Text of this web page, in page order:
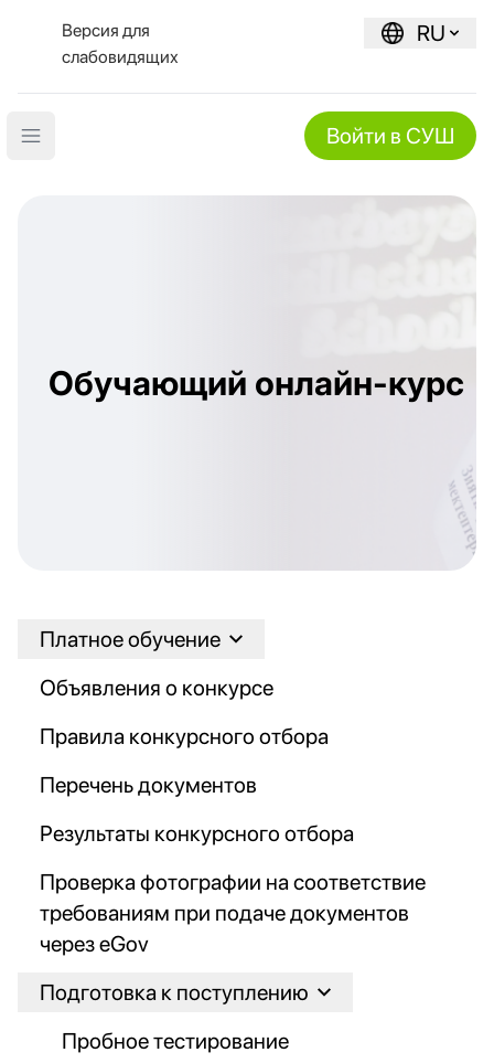
Версия для
слабовидящих
RU
Open main menu Войти в СУШ
Обучающий онлайн-курс
Платное обучение
Объявления о конкурсе
Правила конкурсного отбора
Перечень документов
Результаты конкурсного отбора
Проверка фотографии на соответствие
требованиям при подаче документов
через eGov
Подготовка к поступлению
Пробное тестирование